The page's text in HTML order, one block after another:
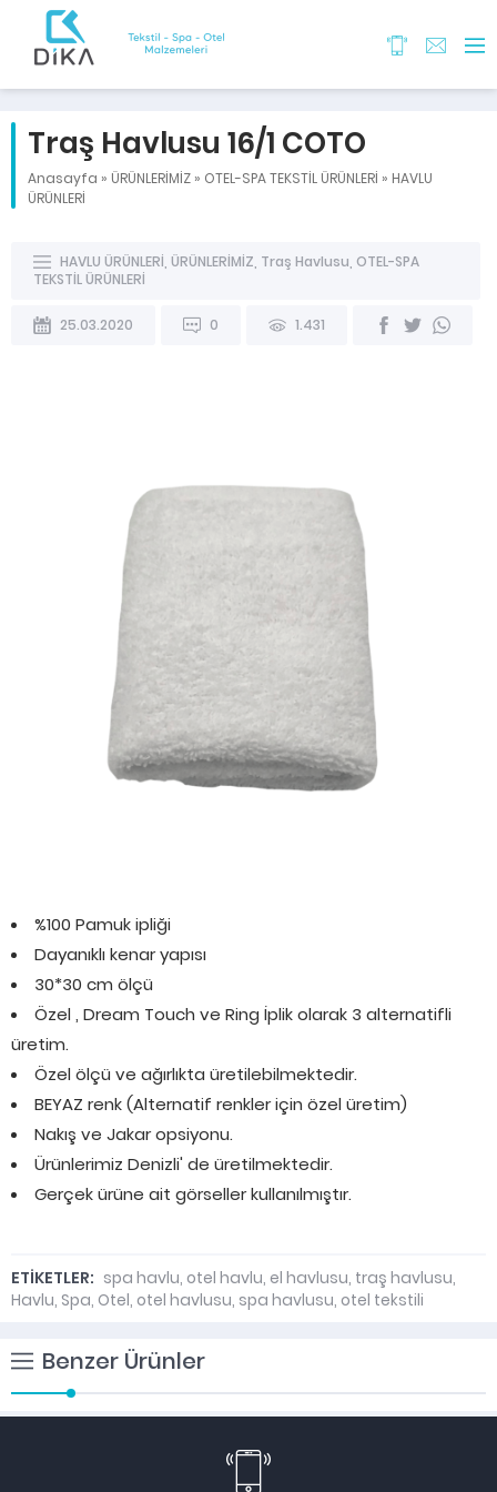
Traş Havlusu 16/1 COTO
Anasayfa » ÜRÜNLERİMİZ » OTEL-SPA TEKSTİL ÜRÜNLERİ » HAVLU
ÜRÜNLERİ
HAVLU ÜRÜNLERİ ÜRÜNLERİMİZ Traş Havlusu OTEL-SPA
TEKSTİL ÜRÜNLERİ
25.03.2020 0 1.431
%100 Pamuk ipliği
Dayanıklı kenar yapısı
30*30 cm ölçü
Özel , Dream Touch ve Ring İplik olarak 3 alternatifli
üretim.
Özel ölçü ve ağırlıkta üretilebilmektedir.
BEYAZ renk (Alternatif renkler için özel üretim)
Nakış ve Jakar opsiyonu.
Ürünlerimiz Denizli' de üretilmektedir.
Gerçek ürüne ait görseller kullanılmıştır.
ETİKETLER: spa havlu, otel havlu, el havlusu, traş havlusu,
Havlu, Spa, Otel, otel havlusu, spa havlusu, otel tekstili
Benzer Ürünler